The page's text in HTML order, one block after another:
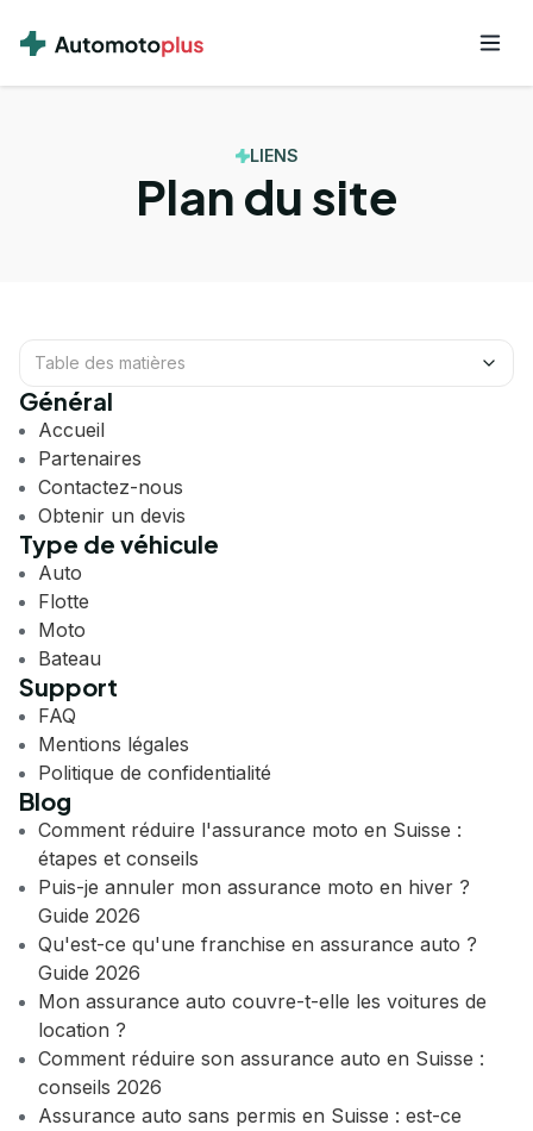
LIENS
Plan du site
Table des matières
Général
Accueil
Partenaires
Contactez-nous
Obtenir un devis
Type de véhicule
Auto
Flotte
Moto
Bateau
Support
FAQ
Mentions légales
Politique de confidentialité
Blog
Comment réduire l'assurance moto en Suisse :
étapes et conseils
Puis-je annuler mon assurance moto en hiver ?
Guide 2026
Qu'est-ce qu'une franchise en assurance auto ?
Guide 2026
Mon assurance auto couvre-t-elle les voitures de
location ?
Comment réduire son assurance auto en Suisse :
conseils 2026
Assurance auto sans permis en Suisse : est-ce